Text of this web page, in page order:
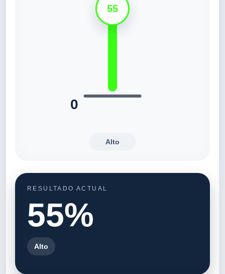
0
55
Alto
RESULTADO ACTUAL
55%
Alto